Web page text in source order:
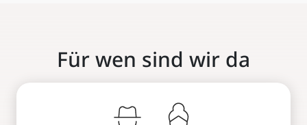
Für wen sind wir da